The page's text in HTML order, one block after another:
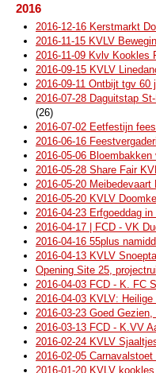
2016
2016-12-16 Kerstmarkt
2016-11-15 KVLV
2016-11-09 Kvlv Kookles
2016-09-15 KVLV
2016-09-11 Ontbijt tgv 60
2016-07-28 Daguitstap
(26)
2016-07-02 Eetfestijn
2016-06-16
2016-05-06 Bloembakken
2016-05-28 Share Fair
2016-05-20 Meibedevaart
2016-05-20 KVLV
2016-04-23 Erfgoeddag
2016-04-17 | FCD - VK
2016-04-16 55plus
2016-04-13 KVLV
Opening Site 25,
2016-04-03 FCD - K. FC
2016-04-03 KVLV:
2016-03-23 Goed Gezien,
2016-03-13 FCD - K.VV
2016-02-24 KVLV
2016-02-05
2016-01-20 KVLV kookles